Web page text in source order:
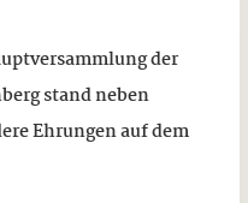
der
stand neben
Ehrungen auf dem